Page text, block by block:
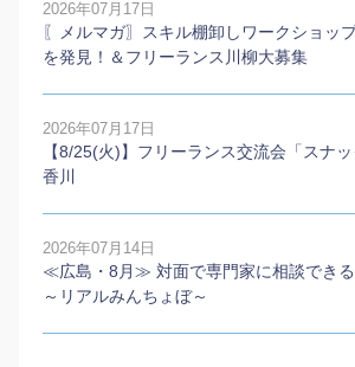
2026年07月17日
〖メルマガ〗スキル棚卸しワークショッ
を発見！＆フリーランス川柳大募集
2026年07月17日
【8/25(火)】フリーランス交流会「スナ
香川
2026年07月14日
≪広島・8月≫ 対面で専門家に相談でき
～リアルみんちょぼ～